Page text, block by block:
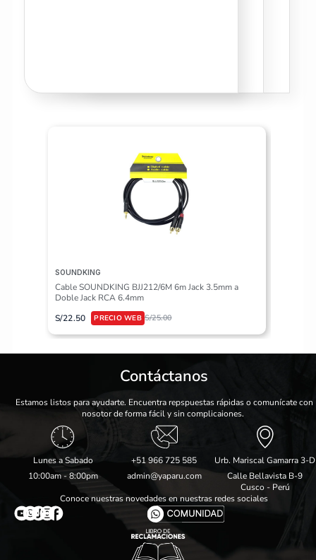
SOUNDKING
Cable SOUNDKING BJJ212/6M 6m Jack 3.5mm a
Doble Jack RCA 6.4mm
S/25.00
S/22.50
Contáctanos
Estamos listos para ayudarte. Encuentra repspuestas rápidas o comunícate con
nosotor de forma fácil y sin complicaiones.
Lunes a Sabado
10:00am - 8:00pm
+51 966 725 585
admin@yaparu.com
Urb. Mariscal Gamarra 3-D
Calle Bellavista B-9
Cusco - Perú
Conoce nuestras novedades en nuestras redes sociales